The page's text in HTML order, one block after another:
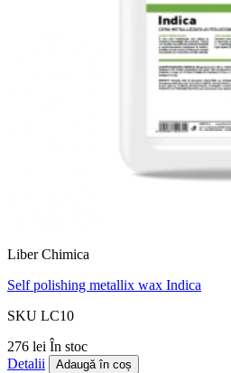
Liber Chimica
Self polishing metallix wax Indica
SKU LC10
276 lei În stoc
Detalii
Adaugă în coș